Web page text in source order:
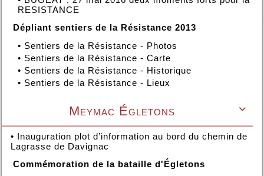
RESISTANCE
Dépliant sentiers de la Résistance 2013
• Sentiers de la Résistance - Photos
• Sentiers de la Résistance - Carte
• Sentiers de la Résistance - Historique
• Sentiers de la Résistance - Lieux

Meymac Égletons
• Inauguration plot d’information au bord du chemin de
Lagrasse de Davignac
Commémoration de la bataille d'Égletons